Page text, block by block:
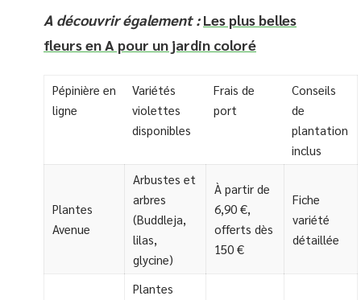
A découvrir également : Les plus belles
fleurs en A pour un jardin coloré
Pépinière en
ligne
Variétés
violettes
disponibles
Frais de
port
Conseils
de
plantation
inclus
Plantes
Avenue
Arbustes et
arbres
(Buddleja,
lilas,
glycine)
À partir de
6,90 €,
offerts dès
150 €
Fiche
variété
détaillée
Plantes